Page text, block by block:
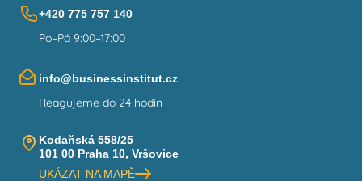
+420 775 757 140
Po–Pá 9:00–17:00
info@businessinstitut.cz
Reagujeme do 24 hodin
Kodaňská 558/25
101 00 Praha 10, Vršovice
UKÁZAT NA MAPĚ